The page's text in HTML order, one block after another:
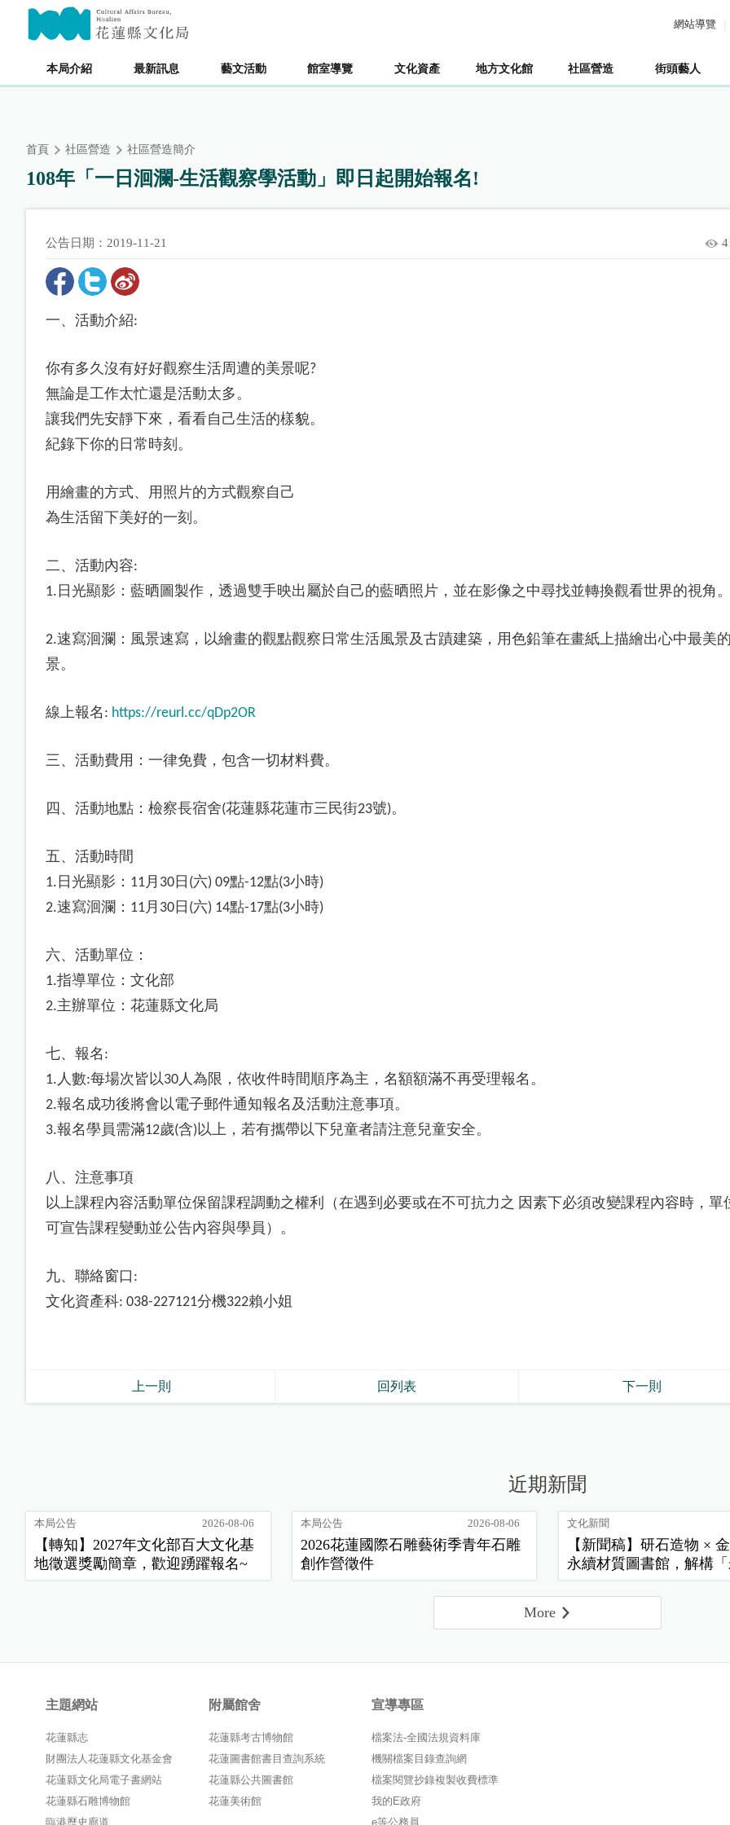
內
網站導覽
本局介紹 最新訊息 藝文活動 館室導覽 文化資產 地方文化館 社區營造 街頭藝人
主要內容區塊
首頁 社區營造 社區營造簡介
108年「一日洄瀾-生活觀察學活動」即日起開始報名!
公告日期：2019-11-21
一、活動介紹:
你有多久沒有好好觀察生活周遭的美景呢?
無論是工作太忙還是活動太多。
讓我們先安靜下來，看看自己生活的樣貌。
紀錄下你的日常時刻。
用繪畫的方式、用照片的方式觀察自己
為生活留下美好的一刻。
二、活動內容:
1.日光顯影：藍晒圖製作，透過雙手映出屬於自己的藍晒照片，並在影像之中尋找並轉換觀看世界的視角
2.速寫洄瀾：風景速寫，以繪畫的觀點觀察日常生活風景及古蹟建築，用色鉛筆在畫紙上描繪出心中最美
景。
線上報名 : https://reurl.cc/qDp2OR
三、活動費用：一律免費，包含一切材料費。
四、活動地點：檢察長宿舍(花蓮縣花蓮市三民街23號)。
五、活動時間
1.日光顯影： 11 月 30日 (六) 09點-12點(3小時)
2.速寫洄瀾： 11 月 30日 (六) 14點-17點(3小時)
六、活動單位：
1.指導單位：文化部
2.主辦單位：花蓮縣文化局
七、報名 :
1. 人數:每場次皆以30 人為限，依收件時間順序為主，名額額滿不再受理報名。
2.報名成功後將會以電子郵件通知報名及活動注意事項。
3.報名學員需滿12歲(含)以上，若有攜帶以下兒童者請注意兒童安全。
八、注意事項
以上課程內容活動單位保留課程調動之權利（在遇到必要或在不可抗力之 因素下必須改變課程內容時，單
可宣告課程變動並公告內容與學員）。
九、聯絡窗口 :
文化資產科: 038-227121分機322賴小姐
上一則 回列表 下一則
近期新聞
本局公告 2026-08-06
【轉知】2027年文化部百大文化基
地徵選獎勵簡章，歡迎踴躍報名~
本局公告 2026-08-06
2026花蓮國際石雕藝術季青年石雕
創作營徵件
文化新聞
【新聞稿】研石造物 ×
永續材質圖書館，解構
常」新樣貌
More
主題網站
花蓮縣志
財團法人花蓮縣文化基金會
花蓮縣文化局電子書網站
花蓮縣石雕博物館
臨港歷史廊道
附屬館舍
花蓮縣考古博物館
花蓮圖書館書目查詢系統
花蓮縣公共圖書館
花蓮美術館
宣導專區
檔案法-全國法規資料庫
機關檔案目錄查詢網
檔案閱覽抄錄複製收費標準
我的E政府
e等公務員